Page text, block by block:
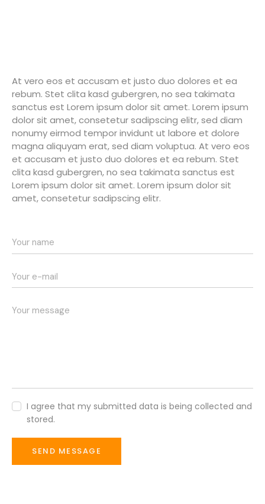
At vero eos et accusam et justo duo dolores et ea
rebum. Stet clita kasd gubergren, no sea takimata
sanctus est Lorem ipsum dolor sit amet. Lorem ipsum
dolor sit amet, consetetur sadipscing elitr, sed diam
nonumy eirmod tempor invidunt ut labore et dolore
magna aliquyam erat, sed diam voluptua. At vero eos
et accusam et justo duo dolores et ea rebum. Stet
clita kasd gubergren, no sea takimata sanctus est
Lorem ipsum dolor sit amet. Lorem ipsum dolor sit
amet, consetetur sadipscing elitr.
I agree that my submitted data is being collected and
stored.
SEND MESSAGE